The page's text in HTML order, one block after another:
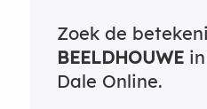
Zoek de
BEELDHOUWEin
Dale Online.